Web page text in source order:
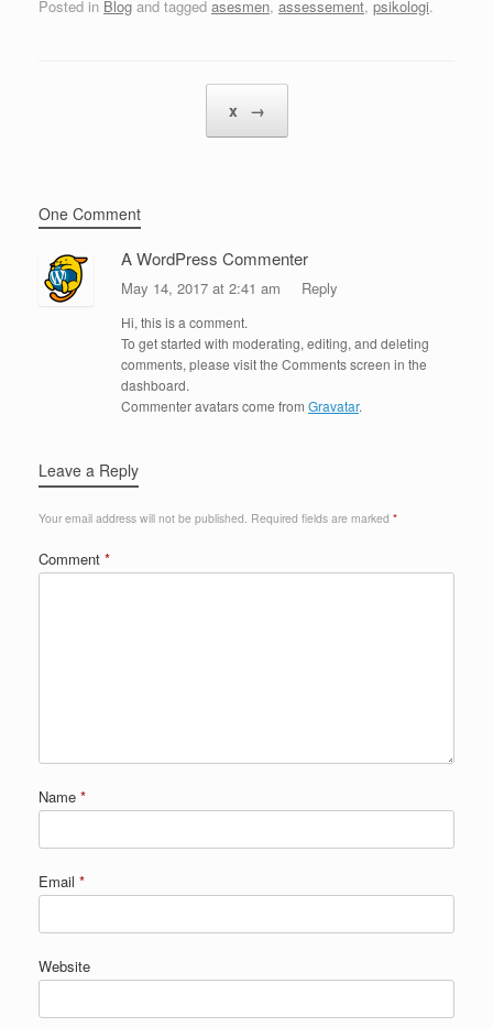
Posted in Blog and tagged asesmen, assessement, psikologi.
x →
One Comment
A WordPress Commenter
May 14, 2017 at 2:41 am Reply
Hi, this is a comment.
To get started with moderating, editing, and deleting
comments, please visit the Comments screen in the
dashboard.
Commenter avatars come from Gravatar.
Leave a Reply
Your email address will not be published. Required fields are marked *
Comment *
Name *
Email *
Website